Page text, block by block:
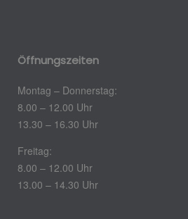
Öffnungszeiten
Montag – Donnerstag:
8.00 – 12.00 Uhr
13.30 – 16.30 Uhr
Freitag:
8.00 – 12.00 Uhr
13.00 – 14.30 Uhr